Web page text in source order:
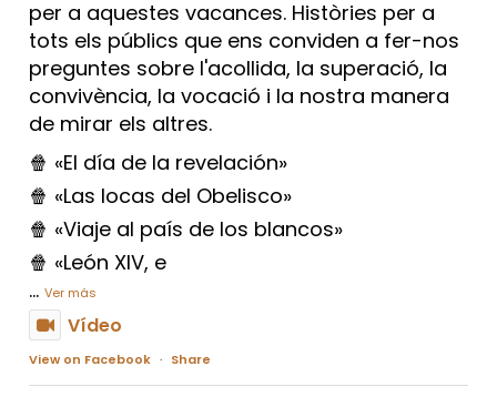
per a aquestes vacances. Històries per a
tots els públics que ens conviden a fer-nos
preguntes sobre l'acollida, la superació, la
convivència, la vocació i la nostra manera
de mirar els altres.
🍿 «El día de la revelación»
🍿 «Las locas del Obelisco»
🍿 «Viaje al país de los blancos»
🍿 «León XIV, e
... Ver más
Vídeo
View on Facebook · Share